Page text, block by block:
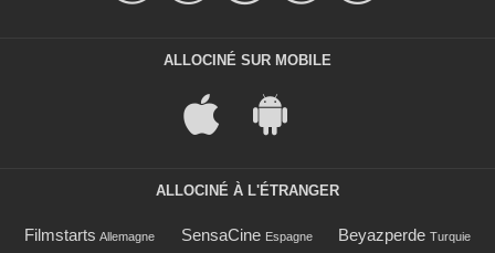
ALLOCINÉ SUR MOBILE
ALLOCINÉ À L'ÉTRANGER
Filmstarts Allemagne SensaCine Espagne Beyazperde Turquie